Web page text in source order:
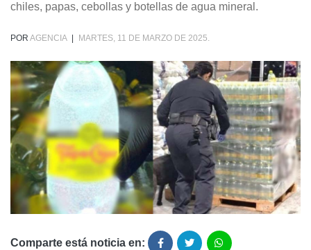
chiles, papas, cebollas y botellas de agua mineral.
POR AGENCIA MARTES, 11 DE MARZO DE 2025.
Comparte está noticia en: